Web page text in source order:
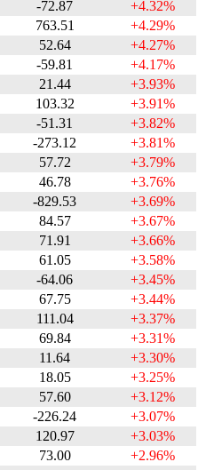
-72.87
+4.32%
763.51
+4.29%
52.64
+4.27%
-59.81
+4.17%
21.44
+3.93%
103.32
+3.91%
-51.31
+3.82%
-273.12
+3.81%
57.72
+3.79%
46.78
+3.76%
-829.53
+3.69%
84.57
+3.67%
71.91
+3.66%
61.05
+3.58%
-64.06
+3.45%
67.75
+3.44%
111.04
+3.37%
69.84
+3.31%
11.64
+3.30%
18.05
+3.25%
57.60
+3.12%
-226.24
+3.07%
120.97
+3.03%
73.00
+2.96%